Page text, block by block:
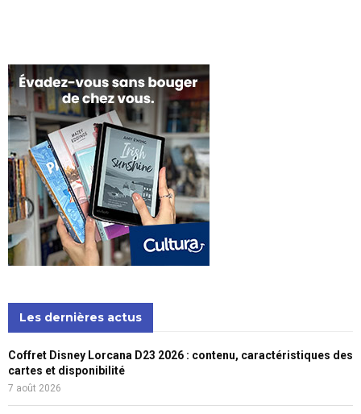
Les dernières actus
Coffret Disney Lorcana D23 2026 : contenu, caractéristiques des
cartes et disponibilité
7 août 2026